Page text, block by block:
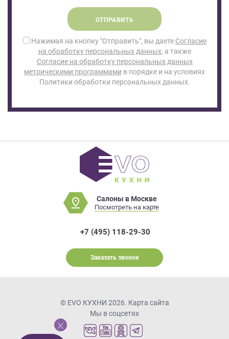
ОТПРАВИТЬ
Нажимая на кнопку "Отправить", вы даете Согласие
на обработку персональных данных, а также
Согласие на обработку персональных данных
метрическими программами в порядке и на условиях
Политики обработки персональных данных.
Салоны в Москве
Посмотреть на карте
+7 (495) 118-29-30
Заказать звонок
© EVO КУХНИ 2026. Карта сайта
Мы в соцсетях